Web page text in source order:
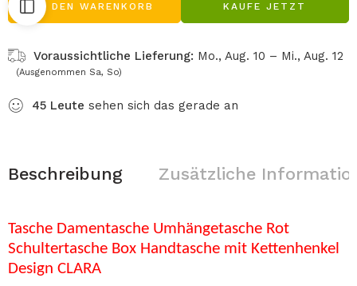
IN DEN WARENKORB KAUFE JETZT
Voraussichtliche Lieferung: Mo., Aug. 10 – Mi., Aug. 12
(Ausgenommen Sa, So)
45 Leute sehen sich das gerade an
Beschreibung Zusätzliche
Tasche Damentasche Umhängetasche Rot
Schultertasche Box Handtasche mit Kettenhenkel
Design CLARA